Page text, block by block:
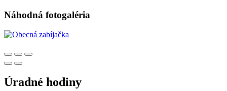
Náhodná fotogaléria
Úradné hodiny